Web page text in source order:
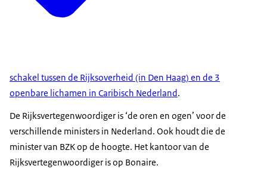
schakel tussen de Rijksoverheid (in Den Haag) en de 3
openbare lichamen in Caribisch Nederland.
De Rijksvertegenwoordiger is ‘de oren en ogen’ voor de
verschillende ministers in Nederland. Ook houdt die de
minister van BZK op de hoogte. Het kantoor van de
Rijksvertegenwoordiger is op Bonaire.